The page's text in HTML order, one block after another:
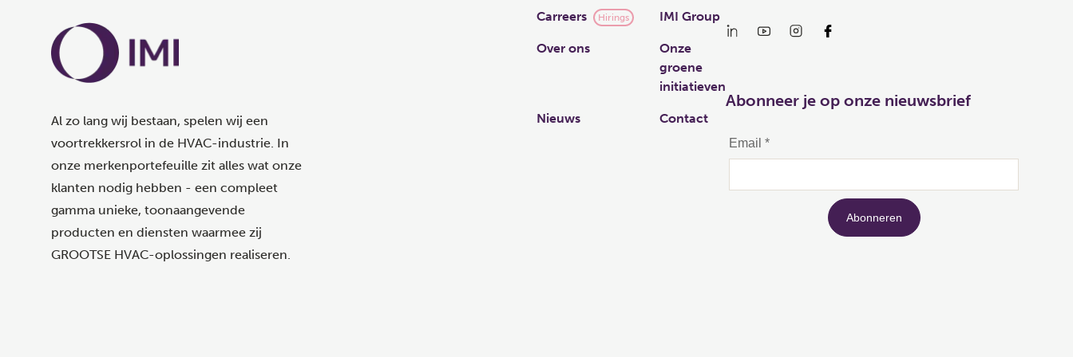
Al zo lang wij bestaan, spelen wij een
voortrekkersrol in de HVAC-industrie. In
onze merkenportefeuille zit alles wat onze
klanten nodig hebben - een compleet
gamma unieke, toonaangevende
producten en diensten waarmee zij
GROOTSE HVAC-oplossingen realiseren.
Carreers Hirings IMI Group
Over ons
Onze
groene
initiatieven
Nieuws Contact
Abonneer je op onze nieuwsbrief